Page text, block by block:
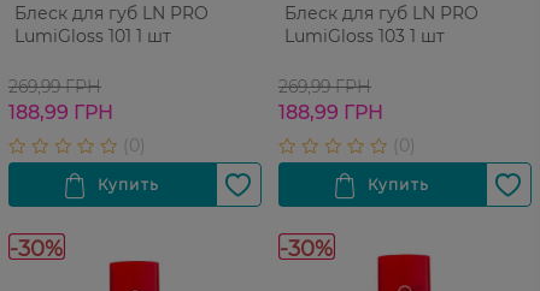
Блеск для губ LN PRO
LumiGloss 101 1 шт
269,99 ГРН
188,99 ГРН
Блеск для губ LN PRO
LumiGloss 103 1 шт
269,99 ГРН
188,99 ГРН
-30% -30%